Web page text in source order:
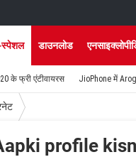
डाउनलोड
के फ्री एंटीवायरस JioPhone में
profile